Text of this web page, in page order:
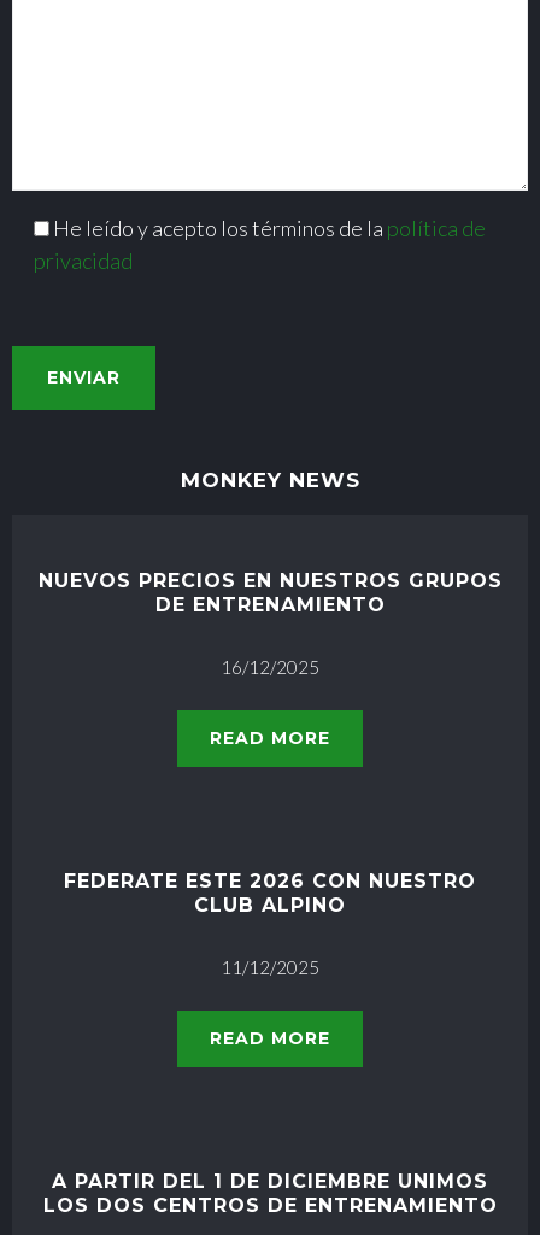
He leído y acepto los términos de la política de
privacidad
MONKEY NEWS
NUEVOS PRECIOS EN NUESTROS GRUPOS
DE ENTRENAMIENTO
16/12/2025
READ MORE
FEDERATE ESTE 2026 CON NUESTRO
CLUB ALPINO
11/12/2025
READ MORE
A PARTIR DEL 1 DE DICIEMBRE UNIMOS
LOS DOS CENTROS DE ENTRENAMIENTO